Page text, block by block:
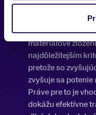
Nákrčníky- Je
základných
vonkajšieho
materiálové
najdôležitejším
pretože so
zvyšuje sa
Práve pre to je
dokážu efektívne